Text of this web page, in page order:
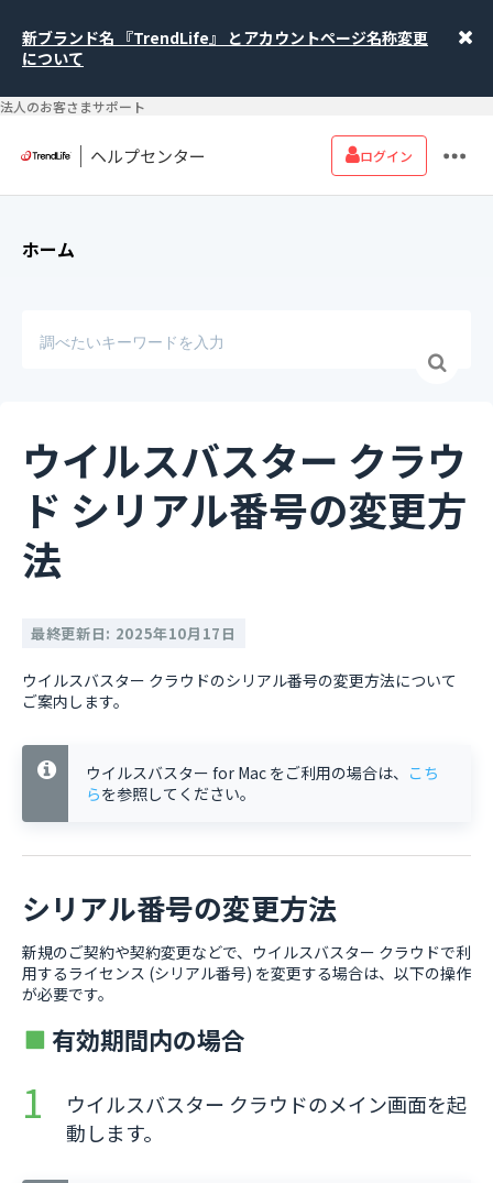
新ブランド名 『TrendLife』 とアカウントページ名称変更
について
法人のお客さまサポート
ヘルプセンター ログイン
ホーム
ウイルスバスター クラウ
ド シリアル番号の変更方
法
最終更新日: 2025年10月17日
ウイルスバスター クラウドのシリアル番号の変更方法について
ご案内します。
ウイルスバスター for Mac をご利用の場合は、 こち
らを参照してください。
シリアル番号の変更方法
新規のご契約や契約変更などで、ウイルスバスター クラウドで利
用するライセンス (シリアル番号) を変更する場合は、以下の操作
が必要です。
有効期間内の場合
ウイルスバスター クラウドのメイン画面を起
動します。